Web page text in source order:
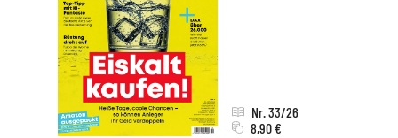
Nr. 33/26
8,90 €